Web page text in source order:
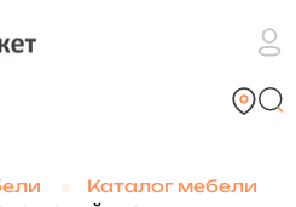
Каталог мебели